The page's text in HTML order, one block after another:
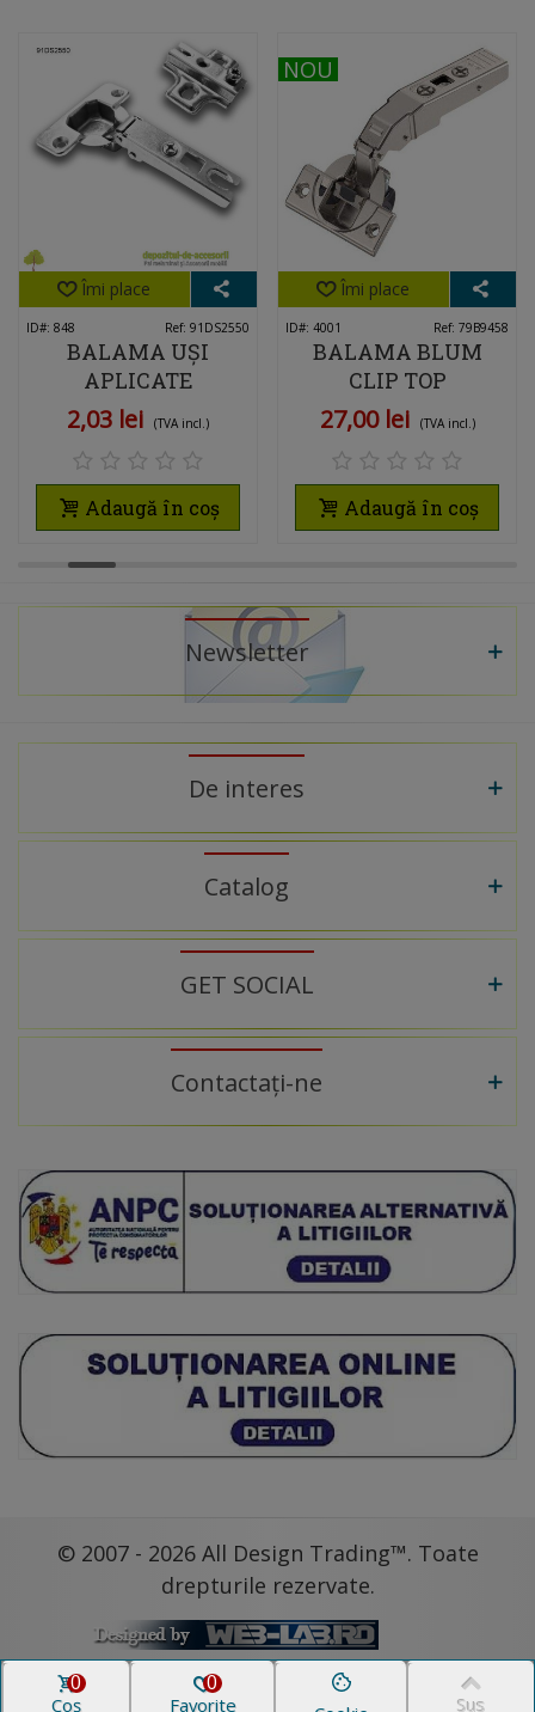
Îmi place
ID#: 848 Ref: 91DS2550
BALAMA UȘI
APLICATE
DESCHIDERE 100°
2,03 lei (TVA incl.)
Adaugă în coș
NOU
NOU
Îmi place
ID#: 4001 Ref: 79B9458
BALAMA BLUM
CLIP TOP
BLUMOTION 45GR,
APLICATĂ, CU
PLĂCUȚĂ DE
MONTAJ INCLUSĂ
27,00 lei (TVA incl.)
Adaugă în coș
Newsletter
De interes
Catalog
GET SOCIAL
Contactați-ne
© 2007 - 2026 All Design Trading™. Toate
drepturile rezervate.
Coș
0
Favorite
0
Sus